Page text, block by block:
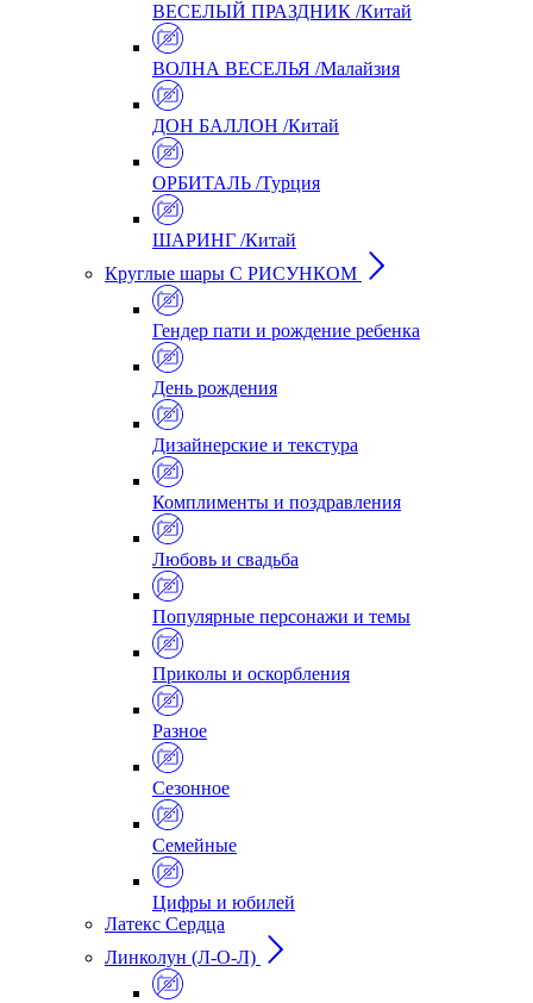
ВЕСЕЛЫЙ ПРАЗДНИК /Китай
ВОЛНА ВЕСЕЛЬЯ /Малайзия
ДОН БАЛЛОН /Китай
ОРБИТАЛЬ /Турция
ШАРИНГ /Китай
Круглые шары С РИСУНКОМ
Гендер пати и рождение ребенка
День рождения
Дизайнерские и текстура
Комплименты и поздравления
Любовь и свадьба
Популярные персонажи и темы
Приколы и оскорбления
Разное
Сезонное
Семейные
Цифры и юбилей
Латекс Сердца
Линколун (Л-О-Л)